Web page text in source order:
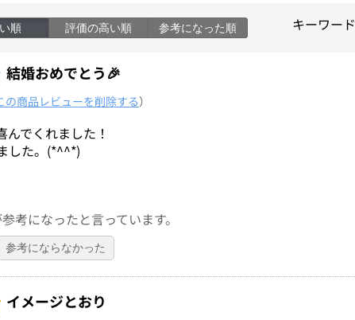
順 評価の高い順 参考になった順 キーワード
結婚おめでとう🎉
の商品レビューを削除する）
でくれました！
した。(*^^*)
考になったと言っています。
参考にならなかった
イメージとおり